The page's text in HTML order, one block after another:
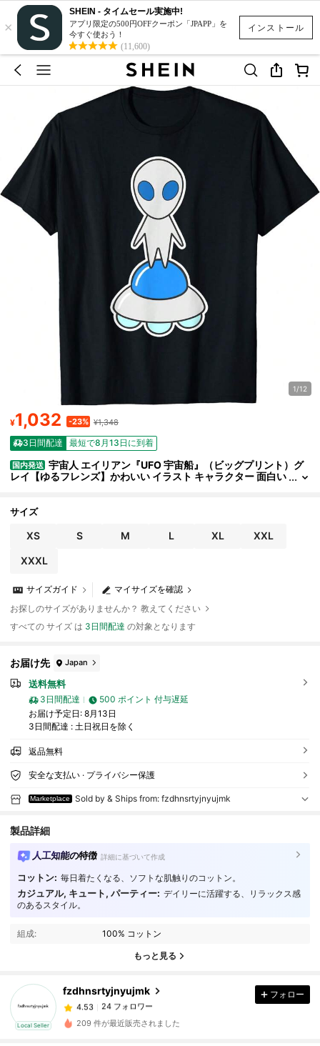
インストール
×
SHEIN - タイムセール実施中!
アプリ限定の500円OFFクーポン「JPAPP」を
今すぐ使おう！
(11,600)
1/12
¥1,032 -23% ¥1,348
3日間配達 最短で8月13日に到着
国内発送 宇宙人 エイリアン『UFO 宇宙船』（ビッグプリント）グ
レイ【ゆるフレンズ】かわいい イラスト キャラクター 面白い
サイズ
XS S M L XL XXL
XXXL
マイサイズを確認
サイズガイド
お探しのサイズがありませんか？ 教えてください
すべての サイズ は 3日間配達 の対象となります
お届け先 Japan
送料無料
3日間配達
500 ポイント 付与遅延
お届け予定日: 8月13日
3日間配達 : 土日祝日を除く
返品無料
安全な支払い · プライバシー保護
Marketplace Sold by & Ships from: fzdhnsrtyjnyujmk
製品詳細
人工知能の特徴 詳細に基づいて作成
コットン: 毎日着たくなる、ソフトな肌触りのコットン。
カジュアル, キュート, パーティー: デイリーに活躍する、リラックス感
のあるスタイル。
組成: 100% コットン
もっと見る
Local Seller
fzdhnsrtyjnyujmk
4.53 24 フォロワー
24 フォロワー
24 フォロワー
4.53
24 フォロワー
m***9
1日前 にフォローしました
4.53
24 フォロワー
フォロー
209 件が最近販売されました